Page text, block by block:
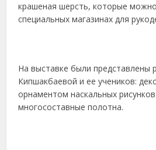
крашеная шерсть, которые
специальных магазинах для
На выставке были представлены
Кипшакбаевой и ее учеников:
орнаментом наскальных
многосоставные полотна.